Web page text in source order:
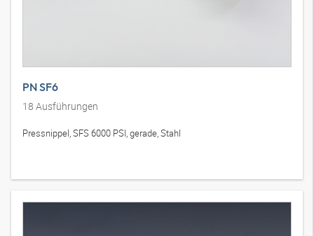
PN SF6
18 Ausführungen
Pressnippel, SFS 6000 PSI, gerade, Stahl